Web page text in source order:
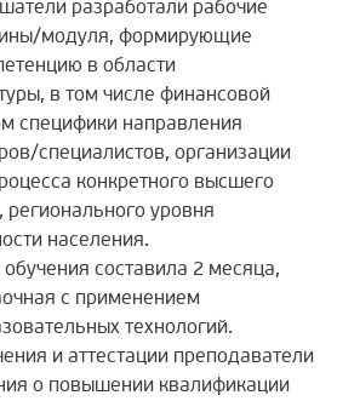
разработали рабочие
модуля, формирующие
в области
в том числе финансовой
специфики направления
специалистов, организации
конкретного высшего
уровня
населения.
составила 2 месяца,
с применением
технологий.
и аттестации преподаватели
о повышении квалификации